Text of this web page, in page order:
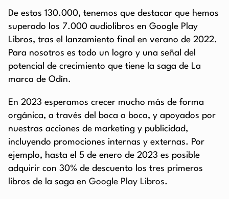
De estos 130.000, tenemos que destacar que hemos
superado los 7.000 audiolibros en Google Play
Libros, tras el lanzamiento final en verano de 2022.
Para nosotros es todo un logro y una señal del
potencial de crecimiento que tiene la saga de La
marca de Odín.
En 2023 esperamos crecer mucho más de forma
orgánica, a través del boca a boca, y apoyados por
nuestras acciones de marketing y publicidad,
incluyendo promociones internas y externas. Por
ejemplo, hasta el 5 de enero de 2023 es posible
adquirir con 30% de descuento los tres primeros
libros de la saga en Google Play Libros.